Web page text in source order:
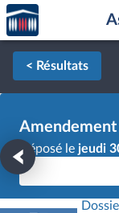
Aller au contenu
Aller en bas de la
Accèder
à la
page
d'accueil
< Résultats
Amendement
Déposé le jeudi